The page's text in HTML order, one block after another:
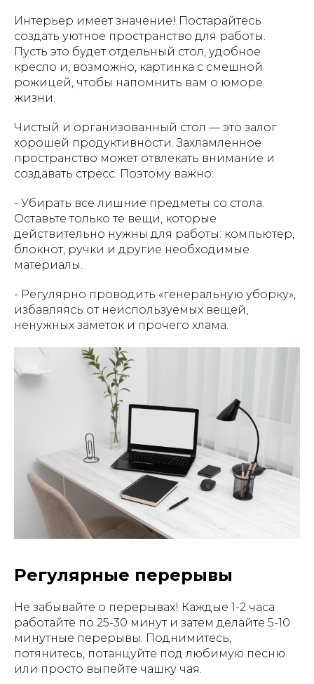
Интерьер имеет значение! Постарайтесь
создать уютное пространство для работы.
Пусть это будет отдельный стол, удобное
кресло и, возможно, картинка с смешной
рожицей, чтобы напомнить вам о юморе
жизни.
Чистый и организованный стол — это залог
хорошей продуктивности. Захламленное
пространство может отвлекать внимание и
создавать стресс. Поэтому важно:
- Убирать все лишние предметы со стола.
Оставьте только те вещи, которые
действительно нужны для работы: компьютер,
блокнот, ручки и другие необходимые
материалы.
- Регулярно проводить «генеральную уборку»,
избавляясь от неиспользуемых вещей,
ненужных заметок и прочего хлама.
Регулярные перерывы
Не забывайте о перерывах! Каждые 1-2 часа
работайте по 25-30 минут и затем делайте 5-10
минутные перерывы. Поднимитесь,
потянитесь, потанцуйте под любимую песню
или просто выпейте чашку чая.